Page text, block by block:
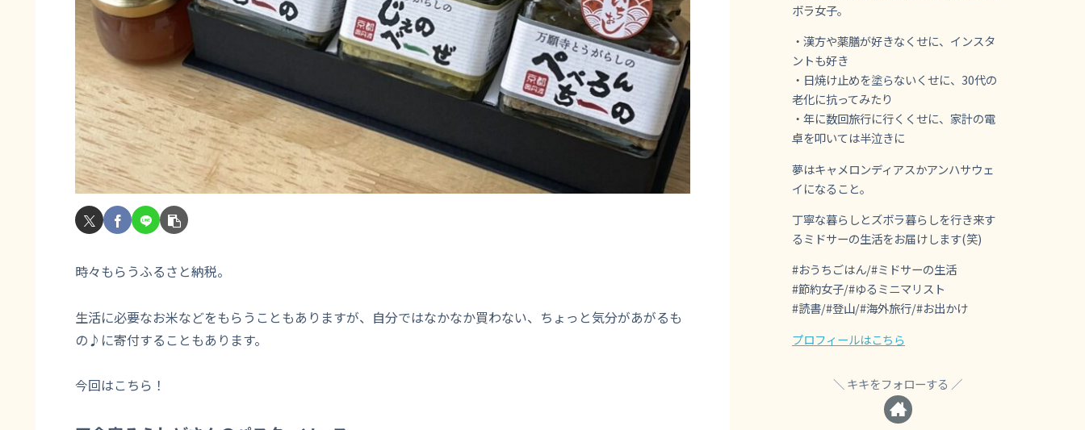
時々もらうふるさと納税。
生活に必要なお米などをもらうこともありますが、自分ではなかなか買わない、ちょっと気分があがるも
の♪に寄付することもあります。
今回はこちら！
ボラ女子。
・漢方や薬膳が好きなくせに、インスタ
ントも好き
・日焼け止めを塗らないくせに、30代の
老化に抗ってみたり
・年に数回旅行に行くくせに、家計の電
卓を叩いては半泣きに
夢はキャメロンディアスかアンハサウェ
イになること。
丁寧な暮らしとズボラ暮らしを行き来す
るミドサーの生活をお届けします(笑)
#おうちごはん/#ミドサーの生活
#節約女子/#ゆるミニマリスト
#読書/#登山/#海外旅行/#お出かけ
プロフィールはこちら
キキをフォローする